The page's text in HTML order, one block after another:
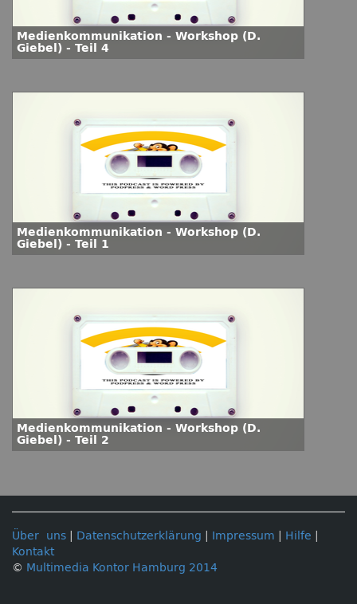
Medienkommunikation - Workshop (D.
Giebel) - Teil 4
Medienkommunikation - Workshop (D.
Giebel) - Teil 1
Medienkommunikation - Workshop (D.
Giebel) - Teil 2
Über uns Datenschutzerklärung Impressum Hilfe
Kontakt
© Multimedia Kontor Hamburg 2014